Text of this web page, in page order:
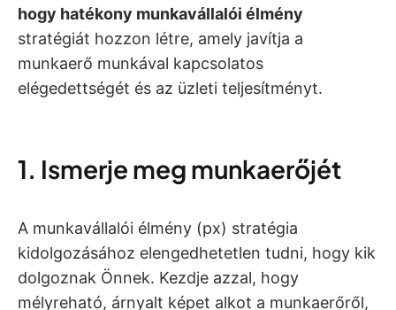
hogy hatékony munkavállalói élmény
stratégiát hozzon létre, amely javítja a
munkaerő munkával kapcsolatos
elégedettségét és az üzleti teljesítményt.
1. Ismerje meg munkaerőjét
A munkavállalói élmény (px) stratégia
kidolgozásához elengedhetetlen tudni, hogy kik
dolgoznak Önnek. Kezdje azzal, hogy
mélyreható, árnyalt képet alkot a munkaerőről,